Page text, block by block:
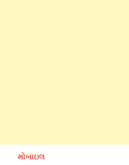
મોબાઇલ